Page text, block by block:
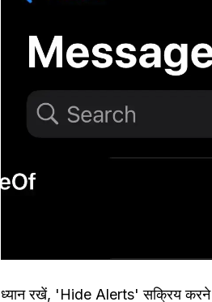
ध्यान रखें, 'Hide Alerts' सक्रिय करने